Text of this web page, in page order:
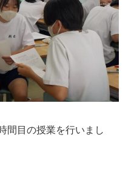
間目の授業を行いまし